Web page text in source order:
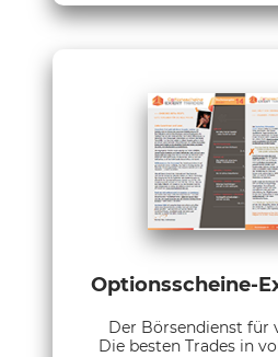
Optionsscheine-
Der Börsendienst für
Die besten Trades in